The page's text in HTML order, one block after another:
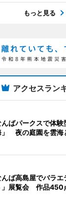
もっと見る
アクセスラン
んばパークスで体
」 夜の庭園を雲海
んば高島屋でバラ
」展覧会 作品450